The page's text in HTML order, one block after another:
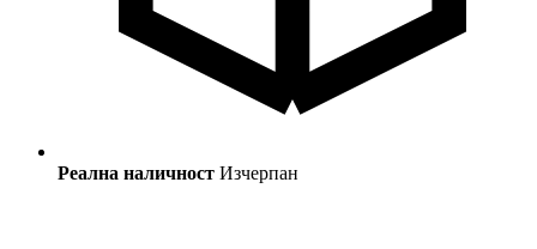
Реална наличност Изчерпан